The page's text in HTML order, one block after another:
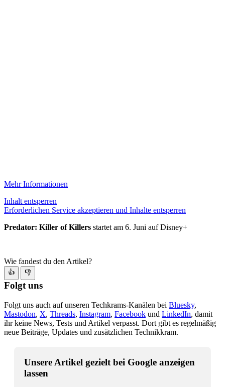
Mehr Informationen
Inhalt entsperren
Erforderlichen Service akzeptieren und Inhalte entsperren
Predator: Killer of Killers startet am 6. Juni auf Disney+
Wie fandest du den Artikel?
👍 👎
Folgt uns
Folgt uns auch auf unseren Techkrams-Kanälen bei Bluesky,
Mastodon, X, Threads, Instagram, Facebook und LinkedIn, damit
ihr keine News, Tests und Artikel verpasst. Dort gibt es regelmäßig
neue Beiträge, Updates und zusätzlichen Technikkram.
Unsere Artikel gezielt bei Google anzeigen
lassen